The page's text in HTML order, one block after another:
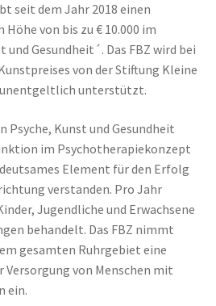
seit dem Jahr 2018 einen
von bis zu € 10.000 im
Gesundheit´. Das FBZ wird bei
von der Stiftung Kleine
unterstützt.
Psyche, Kunst und Gesundheit
im Psychotherapiekonzept
Element für den Erfolg
verstanden. Pro Jahr
Jugendliche und Erwachsene
behandelt. Das FBZ nimmt
gesamten Ruhrgebiet eine
Versorgung von Menschen mit
ein.